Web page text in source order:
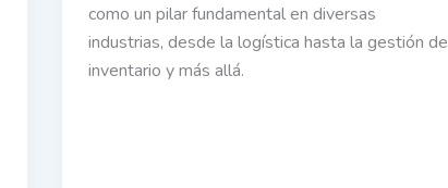
como un pilar fundamental en diversas
industrias, desde la logística hasta la gestión de
inventario y más allá.